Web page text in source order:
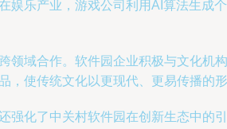
娱乐产业，游戏公司利用AI算法生成
领域合作。软件园企业积极与文化
，使传统文化以更现代、更易传播的形
强化了中关村软件园在创新生态中的